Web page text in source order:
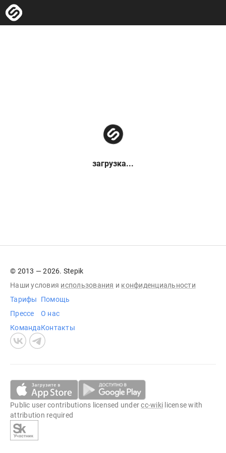
загрузка...
© 2013 — 2026. Stepik
Наши условия использования и конфиденциальности
Тарифы
Прессе
Команда
Помощь
О нас
Контакты
Public user contributions licensed undercc-wiki license with
attribution required